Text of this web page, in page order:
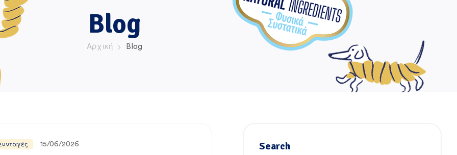
Blog
Αρχική Blog
15/06/2026 Search